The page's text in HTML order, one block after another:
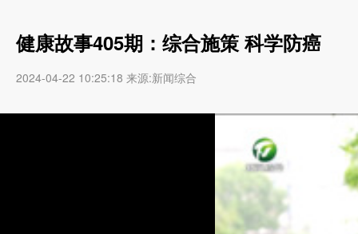
健康故事405期：综合施策 科学防癌
2024-04-22 10:25:18 来源:新闻综合